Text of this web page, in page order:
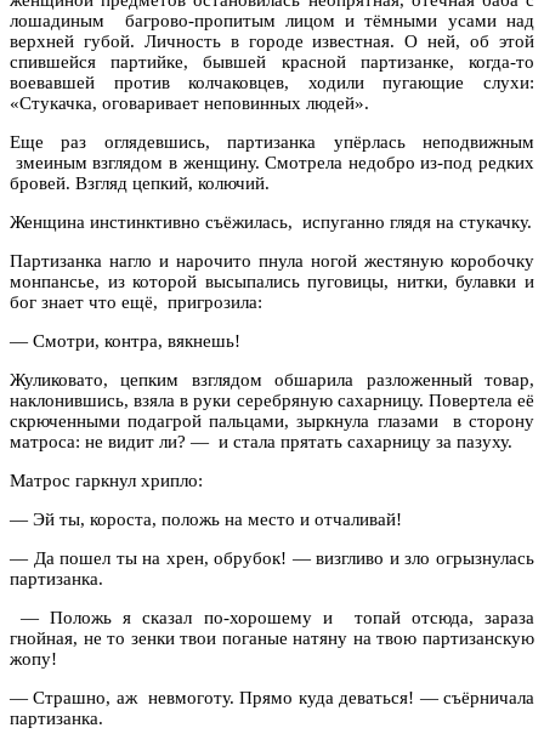
лошадиным багрово-пропитым лицом и тёмными усами над
верхней губой. Личность в городе известная. О ней, об этой
спившейся партийке, бывшей красной партизанке, когда-то
воевавшей против колчаковцев, ходили пугающие слухи:
«Стукачка, оговаривает неповинных людей».
Еще раз оглядевшись, партизанка упёрлась неподвижным
змеиным взглядом в женщину. Смотрела недобро из-под редких
бровей. Взгляд цепкий, колючий.
Женщина инстинктивно съёжилась, испуганно глядя на стукачку.
Партизанка нагло и нарочито пнула ногой жестяную коробочку
монпансье, из которой высыпались пуговицы, нитки, булавки и
бог знает что ещё, пригрозила:
— Смотри, контра, вякнешь!
Жуликовато, цепким взглядом обшарила разложенный товар,
наклонившись, взяла в руки серебряную сахарницу. Повертела её
скрюченными подагрой пальцами, зыркнула глазами в сторону
матроса: не видит ли? — и стала прятать сахарницу за пазуху.
Матрос гаркнул хрипло:
— Эй ты, короста, положь на место и отчаливай!
— Да пошел ты на хрен, обрубок! — визгливо и зло огрызнулась
партизанка.
— Положь я сказал по-хорошему и топай отсюда, зараза
гнойная, не то зенки твои поганые натяну на твою партизанскую
жопу!
— Страшно, аж невмоготу. Прямо куда деваться! — съёрничала
партизанка.